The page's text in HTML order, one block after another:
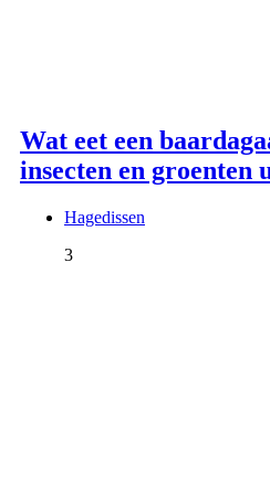
Wat eet een
insecten en groenten
Hagedissen
3